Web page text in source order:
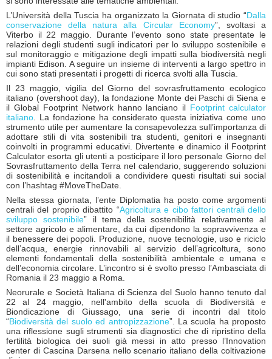
L’Università della Tuscia ha organizzato la Giornata di studio “Dalla
conservazione della natura alla Circular Economy”, svoltasi a
Viterbo il 22 maggio. Durante l’evento sono state presentate le
relazioni degli studenti sugli indicatori per lo sviluppo sostenibile e
sul monitoraggio e mitigazione degli impatti sulla biodiversità negli
impianti Edison. A seguire un insieme di interventi a largo spettro in
cui sono stati presentati i progetti di ricerca svolti alla Tuscia.
Il 23 maggio, vigilia del Giorno del sovrasfruttamento ecologico
italiano (overshoot day), la fondazione Monte dei Paschi di Siena e
il Global Footprint Network hanno lanciano il Footprint calculator
italiano . La fondazione ha considerato questa iniziativa come uno
strumento utile per aumentare la consapevolezza sull’importanza di
adottare stili di vita sostenibili tra studenti, genitori e insegnanti
coinvolti in programmi educativi. Divertente e dinamico il Footprint
Calculator esorta gli utenti a posticipare il loro personale Giorno del
Sovrasfruttamento della Terra nel calendario, suggerendo soluzioni
di sostenibilità e incitandoli a condividere questi risultati sui social
con l’hashtag #MoveTheDate.
Nella stessa giornata, l’ente Diplomatia ha posto come argomenti
centrali del proprio dibattito “Agricoltura e cibo fattori centrali dello
sviluppo sostenibile” il tema della sostenibilità relativamente al
settore agricolo e alimentare, da cui dipendono la sopravvivenza e
il benessere dei popoli. Produzione, nuove tecnologie, uso e riciclo
dell’acqua, energie rinnovabili al servizio dell’agricoltura, sono
elementi fondamentali della sostenibilità ambientale e umana e
dell’economia circolare. L’incontro si è svolto presso l’Ambasciata di
Romania il 23 maggio a Roma.
Neorurale e Società Italiana di Scienza del Suolo hanno tenuto dal
22 al 24 maggio, nell'ambito della scuola di Biodiversità e
Biondicazione di Giussago, una serie di incontri dal titolo
“Biodiversità del suolo ed antropizzazione”. La scuola ha proposto
una riflessione sugli strumenti sia diagnostici che di ripristino della
fertilità biologica dei suoli già messi in atto presso l’Innovation
center di Cascina Darsena nello scenario italiano della coltivazione